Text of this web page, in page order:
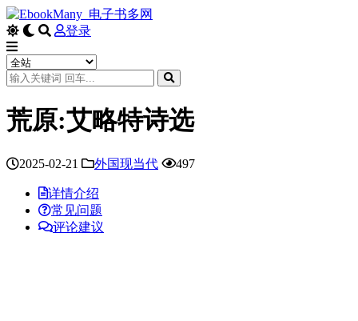
登录
荒原:艾略特诗选
2025-02-21 外国现当代 497
详情介绍
常见问题
评论建议